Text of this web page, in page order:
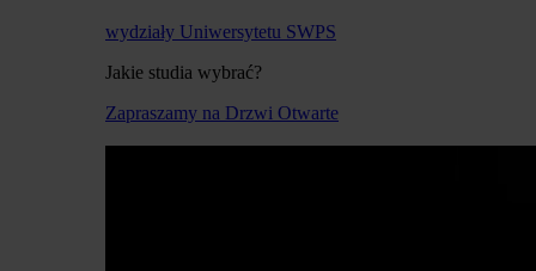
wydziały Uniwersytetu SWPS
Jakie studia wybrać?
Zapraszamy na Drzwi Otwarte